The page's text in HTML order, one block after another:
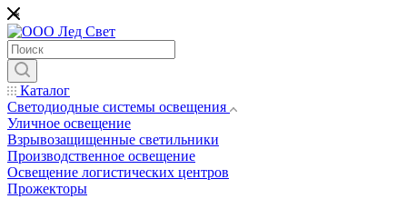
Каталог
Светодиодные системы освещения
Уличное освещение
Взрывозащищенные светильники
Производственное освещение
Освещение логистических центров
Прожекторы
*